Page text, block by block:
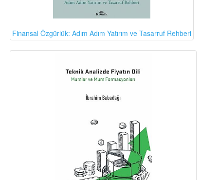
Finansal Özgürlük: Adım Adım Yatırım ve Tasarruf Rehberi